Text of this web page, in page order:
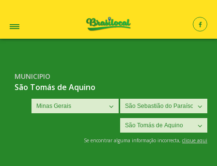
MUNICIPIO
São Tomás de Aquino
Se encontrar alguma informação incorrecta, clique aqui